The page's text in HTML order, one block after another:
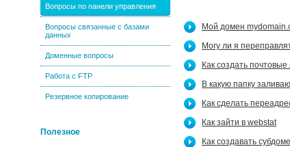
Мой домен
Могу ли я
Как создать
В какую папку
Как сделать
Как зайти в webstat
Как создавать
Вопросы по панели управления
Вопросы связанные с базами
данных
Доменные вопросы
Работа с FTP
Резервное копирование
Полезное